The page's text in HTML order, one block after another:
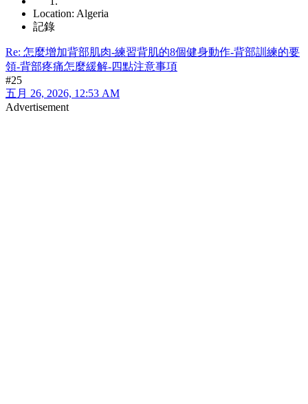
Location: Algeria
記錄
Re: 怎麼增加背部肌肉-練習背肌的8個健身動作-背部訓練的要
領-背部疼痛怎麼緩解-四點注意事項
#25
五月 26, 2026, 12:53 AM
Advertisement